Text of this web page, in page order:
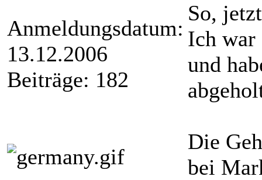
Anmeldungsdatum:
13.12.2006
Beiträge: 182
So,
Ich war
und
Die
bei